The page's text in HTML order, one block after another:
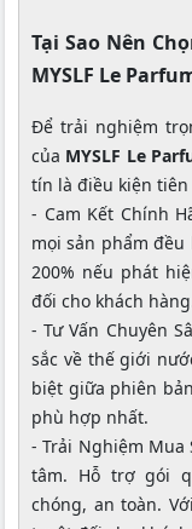
Tại Sao Nên
MYSLF Le
Để trải nghiệm
của MYSLF Le
tín là điều kiện tiên
- Cam Kết Chính
mọi sản phẩm
200% nếu phát
đối cho khách
- Tư Vấn Chuyên
sắc về thế giới
biệt giữa phiên bản
phù hợp nhất.
- Trải Nghiệm Mua
tâm. Hỗ trợ gói
chóng, an toàn.